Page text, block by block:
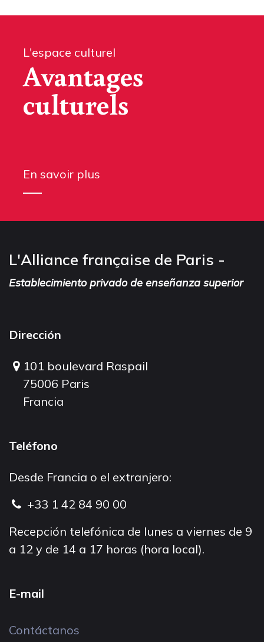
L'espace culturel
Avantages
culturels
En savoir plus
L'Alliance française de Paris -
Establecimiento privado de enseñanza superior
Dirección
101 boulevard Raspail
75006 Paris
Francia
Teléfono
Desde Francia o el extranjero:
+33 1 42 84 90 00
Recepción telefónica de lunes a viernes de 9
a 12 y de 14 a 17 horas (hora local).
E-mail
Contáctanos